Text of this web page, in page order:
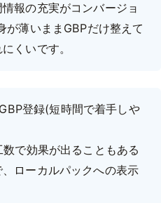
報の充実がコンバージョ
が薄いままGBPだけ整えて
くいです。
登録(短時間で着手しや
で効果が出ることもある
ローカルパックへの表示